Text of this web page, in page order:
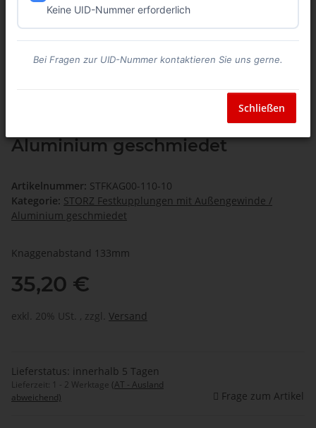
Außengewinde 4" Größe 110-A
Aluminium geschmiedet
Artikelnummer: STFKAG00-110-10
Kategorie: STORZ Festkupplungen mit Außengewinde /
Aluminium geschmiedet
Knaggenabstand 133mm
35,20 €
exkl. 20% USt. , zzgl. Versand
Lieferstatus: innerhalb 5 Tagen
Lieferzeit: 1 - 2 Werktage (AT - Ausland
abweichend)
Frage zum Artikel
Keine UID-Nummer erforderlich
Bei Fragen zur UID-Nummer kontaktieren Sie uns gerne.
Schließen